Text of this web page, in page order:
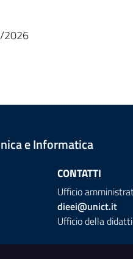
2026
e Informatica
CONTATTI
Ufficio
dieei@unict.it
Ufficio della